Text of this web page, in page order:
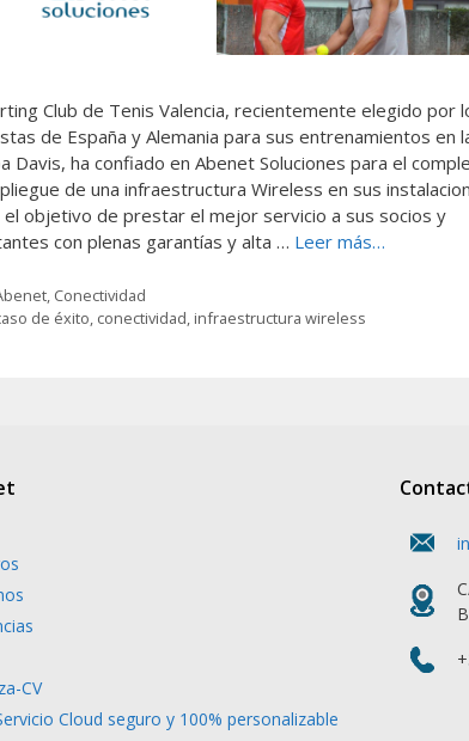
Club de Tenis Valencia, recientemente elegido por
de España y Alemania para sus entrenamientos en
Davis, ha confiado en Abenet Soluciones para el
de una infraestructura Wireless en sus
el objetivo de prestar el mejor servicio a sus socios y
con plenas garantías y alta … Leer más…
, Conectividad
de éxito, conectividad, infraestructura wireless
CV
Cloud seguro y 100% personalizable